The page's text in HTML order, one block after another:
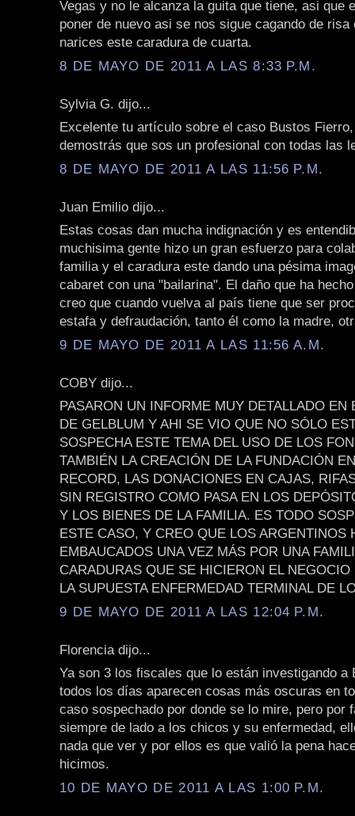
Vegas y no le alcanza la guita que tiene, asi que
poner de nuevo asi se nos sigue cagando de risa
narices este caradura de cuarta.
8 DE MAYO DE 2011 A LAS 8:33 P.M.
Sylvia G. dijo...
Excelente tu artículo sobre el caso Bustos
demostrás que sos un profesional con todas las
8 DE MAYO DE 2011 A LAS 11:56 P.M.
Juan Emilio dijo...
Estas cosas dan mucha indignación y es
muchisima gente hizo un gran esfuerzo para
familia y el caradura este dando una pésima
cabaret con una "bailarina". El daño que ha
creo que cuando vuelva al país tiene que ser
estafa y defraudación, tanto él como la madre,
9 DE MAYO DE 2011 A LAS 11:56 A.M.
COBY dijo...
PASARON UN INFORME MUY DETALLADO EN
DE GELBLUM Y AHI SE VIO QUE NO SÓLO
SOSPECHA ESTE TEMA DEL USO DE LOS
TAMBIÉN LA CREACIÓN DE LA FUNDACIÓN
RECORD, LAS DONACIONES EN CAJAS,
SIN REGISTRO COMO PASA EN LOS
Y LOS BIENES DE LA FAMILIA. ES TODO
ESTE CASO, Y CREO QUE LOS ARGENTINOS
EMBAUCADOS UNA VEZ MÁS POR UNA
CARADURAS QUE SE HICIERON EL NEGOCIO
LA SUPUESTA ENFERMEDAD TERMINAL DE
9 DE MAYO DE 2011 A LAS 12:04 P.M.
Florencia dijo...
Ya son 3 los fiscales que lo están investigando a
todos los días aparecen cosas más oscuras en
caso sospechado por donde se lo mire, pero por
siempre de lado a los chicos y su enfermedad,
nada que ver y por ellos es que valió la pena
hicimos.
10 DE MAYO DE 2011 A LAS 1:00 P.M.